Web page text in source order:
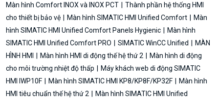
Màn hình Comfort INOX và INOX PCT
Thành phần hệ thống HMI
cho thiết bị bảo vệ
Màn hình SIMATIC HMI Unified Comfort
Màn
hình SIMATIC HMI Unified Comfort Panels Hygienic
Màn hình
SIMATIC HMI Unified Comfort PRO
SIMATIC WinCC Unified
MÀN
HÌNH HMI
Màn hình HMI di động thế hệ thứ 2
Màn hình di động
cho môi trường nhiệt độ thấp
Máy khách web di động SIMATIC
HMI IWP10F
Màn hình SIMATIC HMI KP8/KP8F/KP32F
Màn hình
HMI tiêu chuẩn thế hệ thứ 2
Màn hình SIMATIC HMI Unified